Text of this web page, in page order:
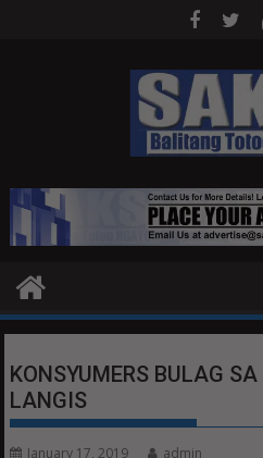
KONSYUMERS BULAG
LANGIS
January 17, 2019 admin